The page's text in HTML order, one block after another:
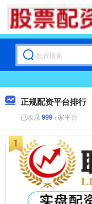
正规配资平台排行
已收录999+家平台